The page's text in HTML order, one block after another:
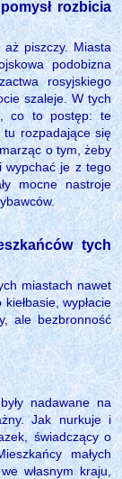
rozbicia
piszczy. Miasta
podobizna
rosyjskiego
szaleje. W tych
co to postęp: te
tu rozpadające się
o tym, żeby
wypchać je z tego
mocne nastroje
tych
miastach nawet
wypłacie
ale bezbronność
nadawane na
Jak nurkuje i
świadczący o
małych
własnym kraju,